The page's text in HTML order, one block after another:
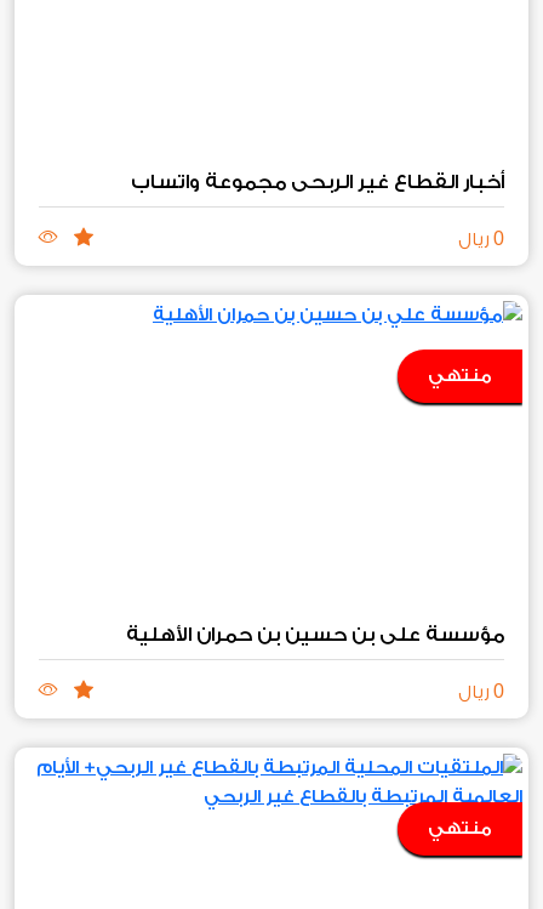
أخبار القطاع غير الربحي مجموعة واتساب
0 ريال
منتهي
مؤسسة علي بن حسين بن حمران الأهلية
0 ريال
منتهي